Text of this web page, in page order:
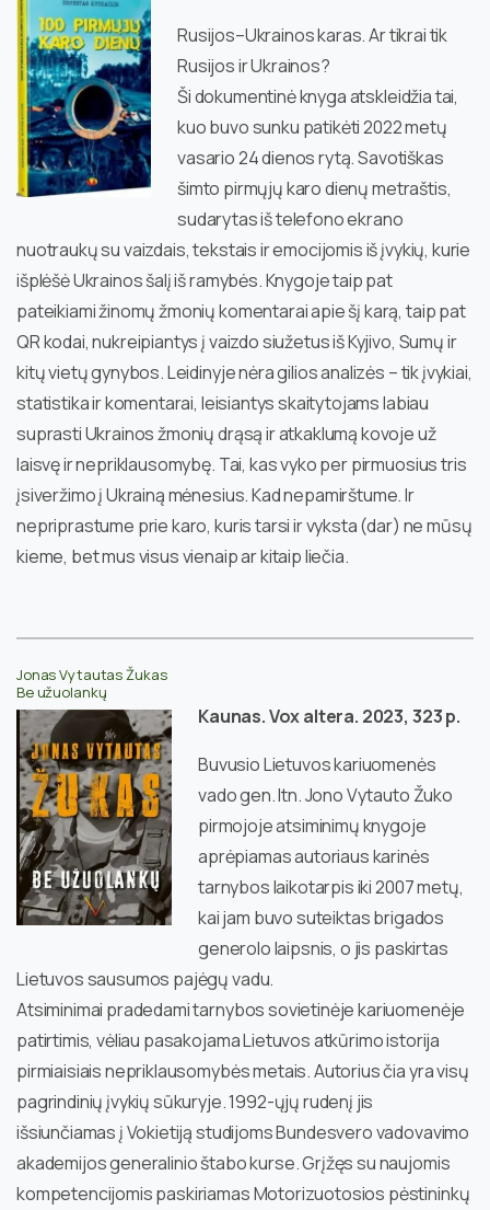
Rusijos–Ukrainos karas. Ar tikrai tik
Rusijos ir Ukrainos?
Ši dokumentinė knyga atskleidžia tai,
kuo buvo sunku patikėti 2022 metų
vasario 24 dienos rytą. Savotiškas
šimto pirmųjų karo dienų metraštis,
sudarytas iš telefono ekrano
nuotraukų su vaizdais, tekstais ir emocijomis iš įvykių, kurie
išplėšė Ukrainos šalį iš ramybės. Knygoje taip pat
pateikiami žinomų žmonių komentarai apie šį karą, taip pat
QR kodai, nukreipiantys į vaizdo siužetus iš Kyjivo, Sumų ir
kitų vietų gynybos. Leidinyje nėra gilios analizės – tik įvykiai,
statistika ir komentarai, leisiantys skaitytojams labiau
suprasti Ukrainos žmonių drąsą ir atkaklumą kovoje už
laisvę ir nepriklausomybę. Tai, kas vyko per pirmuosius tris
įsiveržimo į Ukrainą mėnesius. Kad nepamirštume. Ir
nepriprastume prie karo, kuris tarsi ir vyksta (dar) ne mūsų
kieme, bet mus visus vienaip ar kitaip liečia.
Jonas Vytautas Žukas
Be užuolankų
Kaunas. Vox altera. 2023, 323 p.
Buvusio Lietuvos kariuomenės
vado gen. ltn. Jono Vytauto Žuko
pirmojoje atsiminimų knygoje
aprėpiamas autoriaus karinės
tarnybos laikotarpis iki 2007 metų,
kai jam buvo suteiktas brigados
generolo laipsnis, o jis paskirtas
Lietuvos sausumos pajėgų vadu.
Atsiminimai pradedami tarnybos sovietinėje kariuomenėje
patirtimis, vėliau pasakojama Lietuvos atkūrimo istorija
pirmiaisiais nepriklausomybės metais. Autorius čia yra visų
pagrindinių įvykių sūkuryje. 1992-ųjų rudenį jis
išsiunčiamas į Vokietiją studijoms Bundesvero vadovavimo
akademijos generalinio štabo kurse. Grįžęs su naujomis
kompetencijomis paskiriamas Motorizuotosios pėstininkų